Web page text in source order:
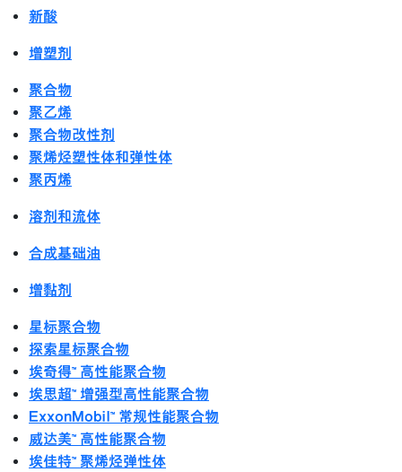
新酸
增塑剂
聚合物
聚乙烯
聚合物改性剂
聚烯烃塑性体和弹性体
聚丙烯
溶剂和流体
合成基础油
增黏剂
星标聚合物
探索星标聚合物
埃奇得™ 高性能聚合物
埃思超™ 增强型高性能聚合物
ExxonMobil™ 常规性能聚合物
威达美™ 高性能聚合物
埃佳特™ 聚烯烃弹性体